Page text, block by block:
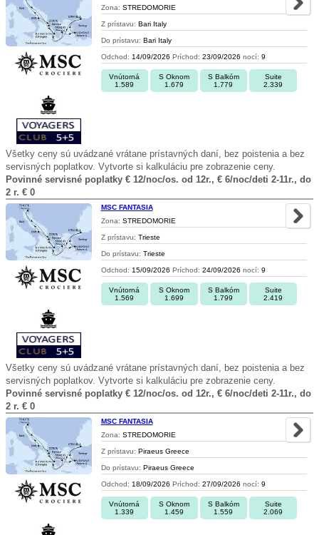
Zona: STREDOMORIE
Z prístavu: Bari Italy
Do prístavu: Bari Italy
Odchod: 14/09/2026 Príchod: 23/09/2026 nocí: 9
Vnútorná
1.589
S Oknom
1.679
S Balkóm
1.779
Suite
2.339
Všetky ceny sú uvádzané vrátane prístavných daní, bez poistenia a bez
servisných poplatkov. Vytvorte si kalkuláciu pre zobrazenie ceny.
Povinné servisné poplatky € 12/noc/os. od 12r., € 6/noc/deti 2-11r., do
2 r. € 0
MSC FANTASIA
Zona: STREDOMORIE
Z prístavu: Trieste
Do prístavu: Trieste
Odchod: 15/09/2026 Príchod: 24/09/2026 nocí: 9
Vnútorná
1.569
S Oknom
1.699
S Balkóm
1.799
Suite
2.419
Všetky ceny sú uvádzané vrátane prístavných daní, bez poistenia a bez
servisných poplatkov. Vytvorte si kalkuláciu pre zobrazenie ceny.
Povinné servisné poplatky € 12/noc/os. od 12r., € 6/noc/deti 2-11r., do
2 r. € 0
MSC FANTASIA
Zona: STREDOMORIE
Z prístavu: Piraeus Greece
Do prístavu: Piraeus Greece
Odchod: 18/09/2026 Príchod: 27/09/2026 nocí: 9
Vnútorná
1.339
S Oknom
1.459
S Balkóm
1.559
Suite
2.069